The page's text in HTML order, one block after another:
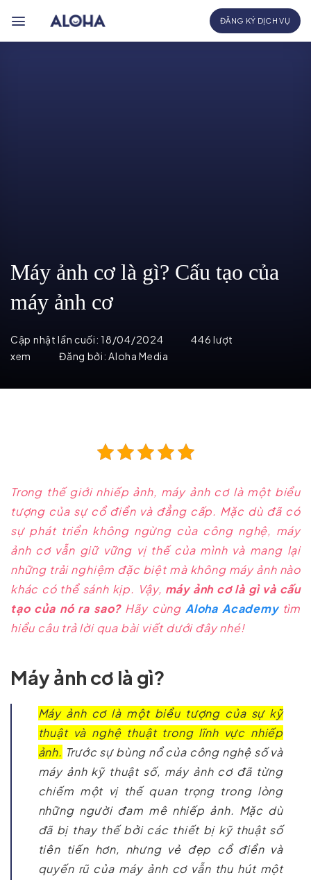
qua
ĐĂNG KÝ DỊCH VỤ
Máy ảnh cơ là gì? Cấu tạo của
máy ảnh cơ
Cập nhật lần cuối:18/04/2024
446 lượt
xem
Đăng bởi:Aloha Media
Trong thế giới nhiếp ảnh, máy ảnh cơ là một biểu
tượng của sự cổ điển và đẳng cấp. Mặc dù đã có
sự phát triển không ngừng của công nghệ, máy
ảnh cơ vẫn giữ vững vị thế của mình và mang lại
những trải nghiệm đặc biệt mà không máy ảnh nào
khác có thể sánh kịp. Vậy, máy ảnh cơ là gì và cấu
tạo của nó ra sao?Hãy cùng Aloha Academytìm
hiểu câu trả lời qua bài viết dưới đây nhé!
Máy ảnh cơ là gì?
Máy ảnh cơ là một biểu tượng của sự kỹ
thuật và nghệ thuật trong lĩnh vực nhiếp
ảnh. Trước sự bùng nổ của công nghệ số và
máy ảnh kỹ thuật số, máy ảnh cơ đã từng
chiếm một vị thế quan trọng trong lòng
những người đam mê nhiếp ảnh. Mặc dù
đã bị thay thế bởi các thiết bị kỹ thuật số
tiên tiến hơn, nhưng vẻ đẹp cổ điển và
quyến rũ của máy ảnh cơ vẫn thu hút một